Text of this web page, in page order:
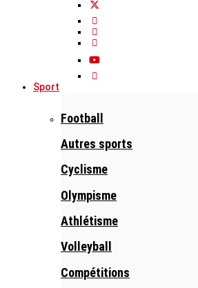
Sport
Football
Autres sports
Cyclisme
Olympisme
Athlétisme
Volleyball
Compétitions